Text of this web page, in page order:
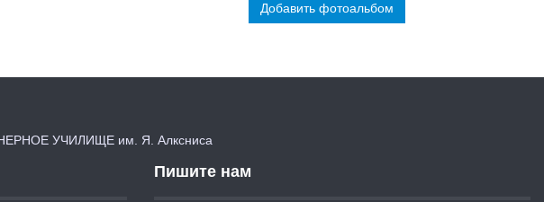
Добавить фотоальбом
УЧИЛИЩЕ им. Я. Алксниса
Пишите нам